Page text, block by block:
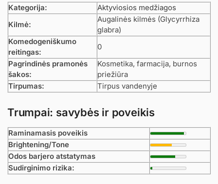
Kategorija:
Aktyviosios medžiagos
Kilmė:
Augalinės kilmės (Glycyrrhiza
glabra)
Komedogeniškumo
reitingas:
0
Pagrindinės pramonės
šakos:
Kosmetika, farmacija, burnos
priežiūra
Tirpumas:
Tirpus vandenyje
Trumpai: savybės ir poveikis
Raminamasis poveikis
Brightening/Tone
Odos barjero atstatymas
Sudirginimo rizika: